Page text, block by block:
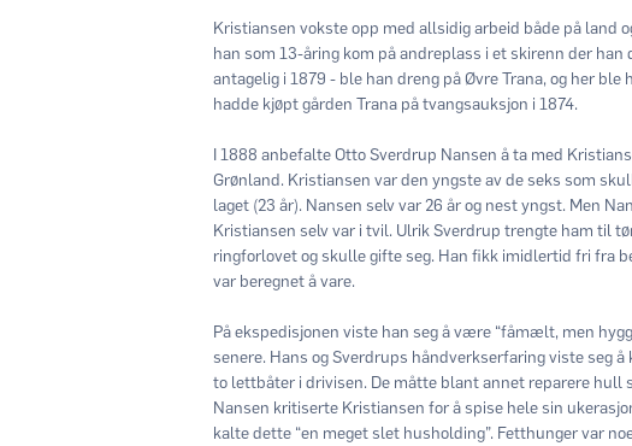
Kristiansen vokste opp med allsidig arbeid både på land
han som 13-åring kom på andreplass i et skirenn der
antagelig i 1879 - ble han dreng på Øvre Trana, og her
hadde kjøpt gården Trana på tvangsauksjon i 1874.
I 1888 anbefalte Otto Sverdrup Nansen å ta med
Grønland. Kristiansen var den yngste av de seks som
laget (23 år). Nansen selv var 26 år og nest yngst. Men
Kristiansen selv var i tvil. Ulrik Sverdrup trengte ham til
ringforlovet og skulle gifte seg. Han fikk imidlertid fri fra
var beregnet å vare.
På ekspedisjonen viste han seg å være “fåmælt, men
senere. Hans og Sverdrups håndverkserfaring viste seg
to lettbåter i drivisen. De måtte blant annet reparere hull
Nansen kritiserte Kristiansen for å spise hele sin
kalte dette “en meget slet husholding”. Fetthunger var